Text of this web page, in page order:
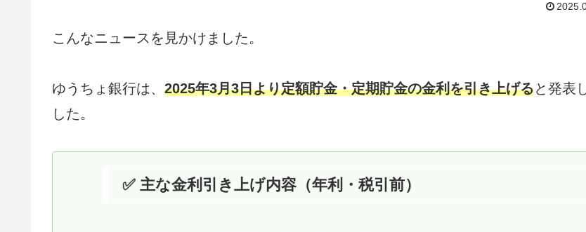
こんなニュースを見かけました。
ゆうちょ銀行は、 2025年3月3日より定額貯金・定期貯金の金利を引き上げると発表
した。
✅ 主な金利引き上げ内容（年利・税引前）